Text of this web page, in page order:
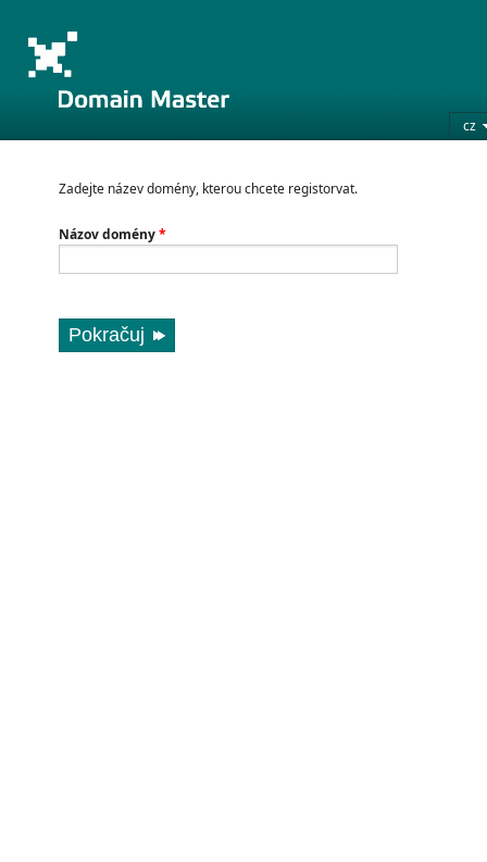
cz
Zadejte název domény, kterou chcete registorvat.
Názov domény*
Pokračuj